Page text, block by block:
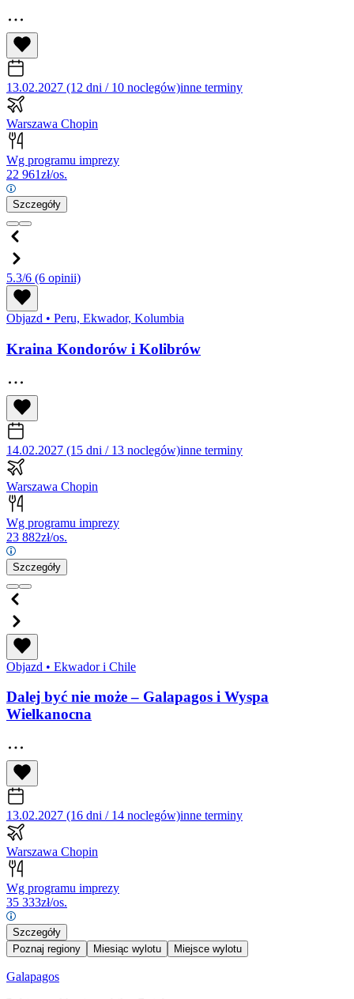
13.02.2027 (12 dni / 10 noclegów)inne terminy
Warszawa Chopin
Wg programu imprezy
22 961zł/os.
Szczegóły
5.3/6 (6 opinii)
Objazd • Peru, Ekwador, Kolumbia
Kraina Kondorów i Kolibrów
14.02.2027 (15 dni / 13 noclegów)inne terminy
Warszawa Chopin
Wg programu imprezy
23 882zł/os.
Szczegóły
Objazd • Ekwador i Chile
Dalej być nie może – Galapagos i Wyspa
Wielkanocna
13.02.2027 (16 dni / 14 noclegów)inne terminy
Warszawa Chopin
Wg programu imprezy
35 333zł/os.
Szczegóły
Poznaj regiony
Miesiąc wylotu Miejsce wylotu
Galapagos